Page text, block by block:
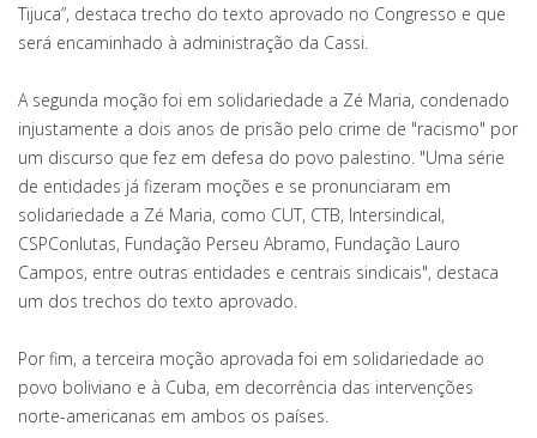
Tijuca”, destaca trecho do texto aprovado no Congresso e que
será encaminhado à administração da Cassi.
A segunda moção foi em solidariedade a Zé Maria, condenado
injustamente a dois anos de prisão pelo crime de "racismo" por
um discurso que fez em defesa do povo palestino. "Uma série
de entidades já fizeram moções e se pronunciaram em
solidariedade a Zé Maria, como CUT, CTB, Intersindical,
CSPConlutas, Fundação Perseu Abramo, Fundação Lauro
Campos, entre outras entidades e centrais sindicais", destaca
um dos trechos do texto aprovado.
Por fim, a terceira moção aprovada foi em solidariedade ao
povo boliviano e à Cuba, em decorrência das intervenções
norte-americanas em ambos os países.